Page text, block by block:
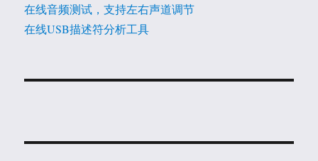
在线音频测试，支持左右声道调节
在线USB描述符分析工具